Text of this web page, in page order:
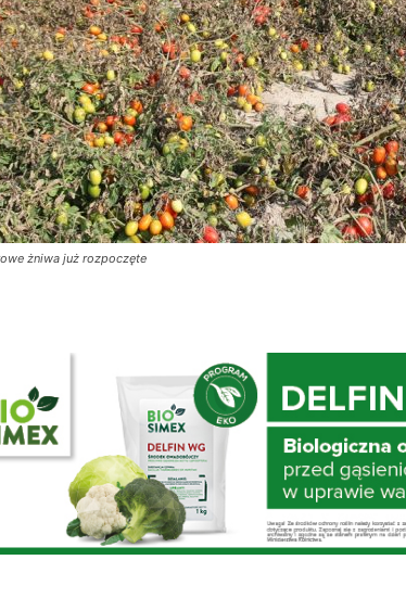
żniwa już rozpoczęte